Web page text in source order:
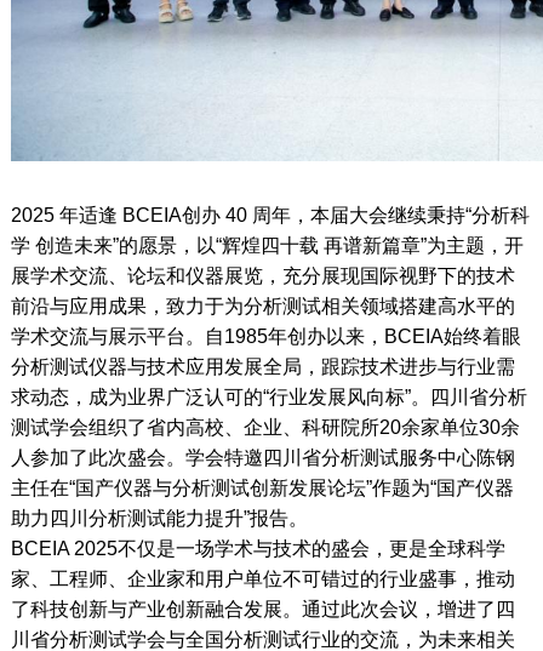
2025 年适逢 BCEIA创办 40 周年，本届大会继续秉持“分析科
学 创造未来”的愿景，以“辉煌四十载 再谱新篇章”为主题，开
展学术交流、论坛和仪器展览，充分展现国际视野下的技术
前沿与应用成果，致力于为分析测试相关领域搭建高水平的
学术交流与展示平台。自1985年创办以来，BCEIA始终着眼
分析测试仪器与技术应用发展全局，跟踪技术进步与行业需
求动态，成为业界广泛认可的“行业发展风向标”。四川省分析
测试学会组织了省内高校、企业、科研院所20余家单位30余
人参加了此次盛会。学会特邀四川省分析测试服务中心陈钢
主任在“国产仪器与分析测试创新发展论坛”作题为“国产仪器
助力四川分析测试能力提升”报告。
BCEIA 2025不仅是一场学术与技术的盛会，更是全球科学
家、工程师、企业家和用户单位不可错过的行业盛事，推动
了科技创新与产业创新融合发展。通过此次会议，增进了四
川省分析测试学会与全国分析测试行业的交流，为未来相关